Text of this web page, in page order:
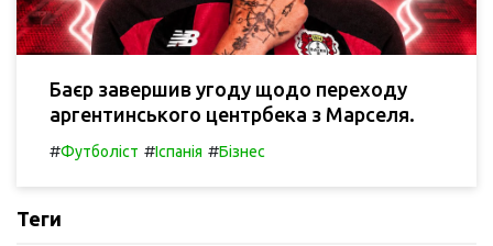
Баєр завершив угоду щодо переходу
аргентинського центрбека з Марселя.
#Футболіст #Іспанія #Бізнес
Теги